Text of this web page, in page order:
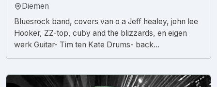
Diemen
Bluesrock band, covers van o a Jeff healey, john lee
Hooker, ZZ-top, cuby and the blizzards, en eigen
werk Guitar- Tim ten Kate Drums- back...